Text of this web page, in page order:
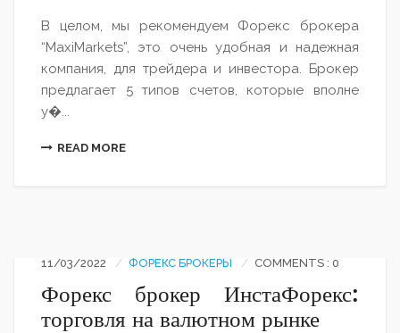
В целом, мы рекомендуем Форекс брокера
“MaxiMarkets”, это очень удобная и надежная
компания, для трейдера и инвестора. Брокер
предлагает 5 типов счетов, которые вполне
у�...
READ MORE
11/03/2022 ФОРЕКС БРОКЕРЫ COMMENTS : 0
Форекс брокер ИнстаФорекс:
торговля на валютном рынке